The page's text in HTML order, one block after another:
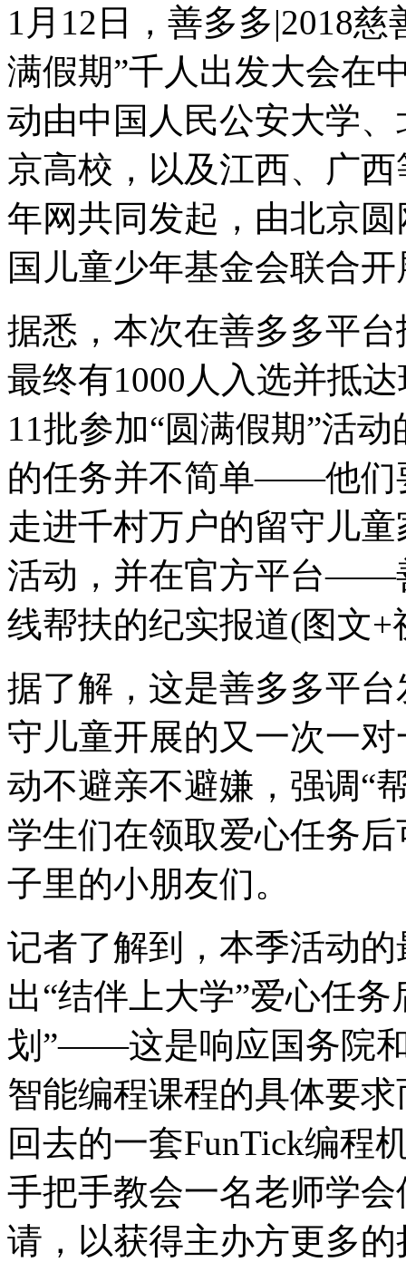
1月12日，善多多|2018
满假期”千人出发大会在
动由中国人民公安大学
京高校，以及江西、广
年网共同发起，由北京
国儿童少年基金会联合开
据悉，本次在善多多平
最终有1000人入选并抵
11批参加“圆满假期”活
的任务并不简单——他们
走进千村万户的留守儿
活动，并在官方平台——
线帮扶的纪实报道(图文+
据了解，这是善多多平
守儿童开展的又一次一
动不避亲不避嫌，强调“
学生们在领取爱心任务
子里的小朋友们。
记者了解到，本季活动
出“结伴上大学”爱心任
划”——这是响应国务院
智能编程课程的具体要
回去的一套FunTick编程
手把手教会一名老师学
请，以获得主办方更多